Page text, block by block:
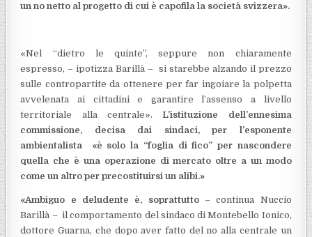
un no netto al progetto di cui è capofila la società svizzera».
«Nel “dietro le quinte”, seppure non chiaramente
espresso, – ipotizza Barillà – si starebbe alzando il prezzo
sulle contropartite da ottenere per far ingoiare la polpetta
avvelenata ai cittadini e garantire l’assenso a livello
territoriale alla centrale». L’istituzione dell’ennesima
commissione, decisa dai sindaci, per l’esponente
ambientalista «è solo la “foglia di fico” per nascondere
quella che è una operazione di mercato oltre a un modo
come un altro per precostituirsi un alibi.»
«Ambiguo e deludente è, soprattutto– continua Nuccio
Barillà – il comportamento del sindaco di Montebello Ionico,
dottore Guarna, che dopo aver fatto del no alla centrale un